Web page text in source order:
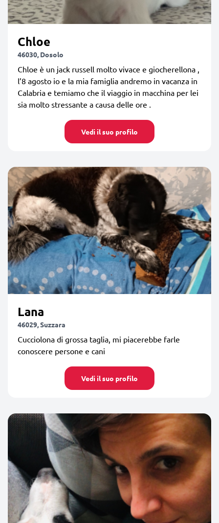
Chloe
46030, Dosolo
Chloe è un jack russell molto vivace e giocherellona ,
l’8 agosto io e la mia famiglia andremo in vacanza in
Calabria e temiamo che il viaggio in macchina per lei
sia molto stressante a causa delle ore .
Vedi il suo profilo
Lana
46029, Suzzara
Cucciolona di grossa taglia, mi piacerebbe farle
conoscere persone e cani
Vedi il suo profilo